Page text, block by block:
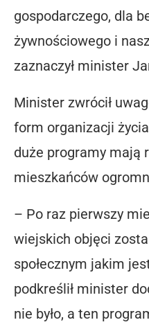
gospodarczego, dla
żywnościowego i
zaznaczył minister
Minister zwrócił
form organizacji
duże programy mają
mieszkańców
– Po raz pierwszy
wiejskich objęci
społecznym jakim
podkreślił minister
nie było, a ten